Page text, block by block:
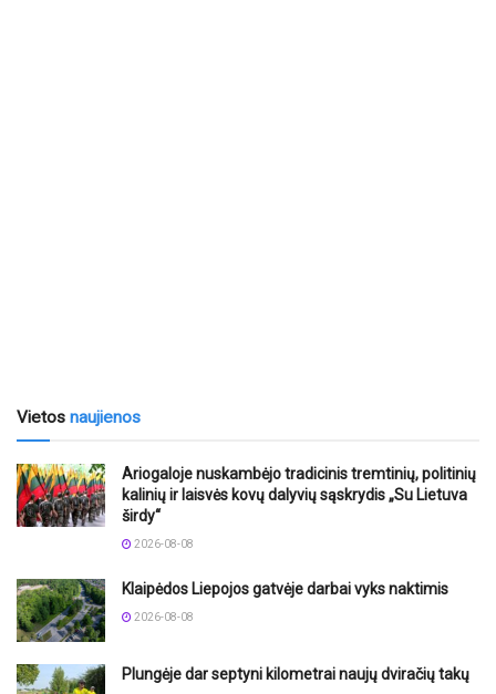
Vietos naujienos
Ariogaloje nuskambėjo tradicinis tremtinių, politinių
kalinių ir laisvės kovų dalyvių sąskrydis „Su Lietuva
širdy“
2026-08-08
Klaipėdos Liepojos gatvėje darbai vyks naktimis
2026-08-08
Plungėje dar septyni kilometrai naujų dviračių takų